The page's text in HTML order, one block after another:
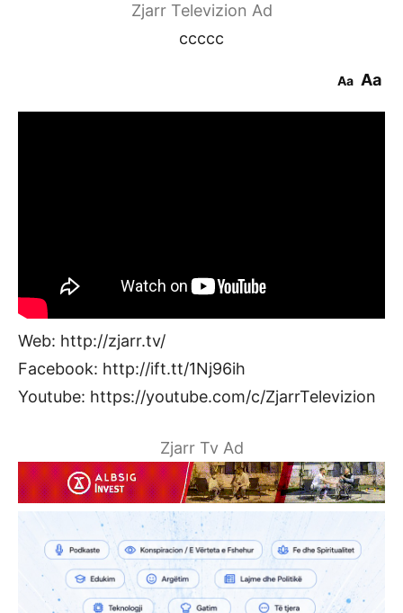
Zjarr Televizion Ad
ccccc
Aa Aa
Web: http://zjarr.tv/
Facebook: http://ift.tt/1Nj96ih
Youtube: https://youtube.com/c/ZjarrTelevizion
Zjarr Tv Ad